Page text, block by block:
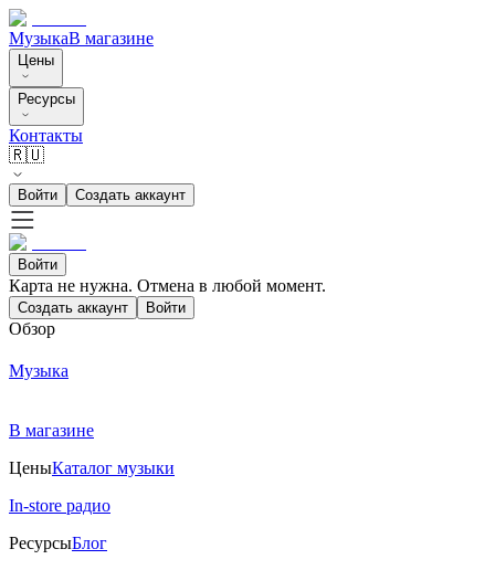
МузыкаВ магазине
Цены
Ресурсы
Контакты
🇷🇺
Войти Создать аккаунт
Войти
Карта не нужна. Отмена в любой момент.
Создать аккаунт Войти
Обзор
Музыка
В магазине
ЦеныКаталог музыки
In-store радио
РесурсыБлог